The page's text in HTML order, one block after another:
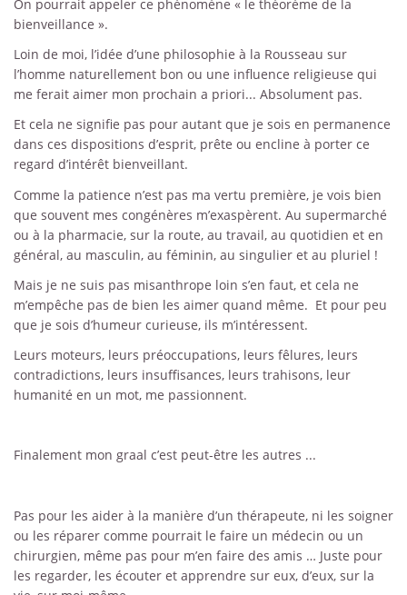
On pourrait appeler ce phénomène « le théorème de la
bienveillance ».
Loin de moi, l’idée d’une philosophie à la Rousseau sur
l’homme naturellement bon ou une influence religieuse qui
me ferait aimer mon prochain a priori... Absolument pas.
Et cela ne signifie pas pour autant que je sois en permanence
dans ces dispositions d’esprit, prête ou encline à porter ce
regard d’intérêt bienveillant.
Comme la patience n’est pas ma vertu première, je vois bien
que souvent mes congénères m’exaspèrent. Au supermarché
ou à la pharmacie, sur la route, au travail, au quotidien et en
général, au masculin, au féminin, au singulier et au pluriel !
Mais je ne suis pas misanthrope loin s’en faut, et cela ne
m’empêche pas de bien les aimer quand même. Et pour peu
que je sois d’humeur curieuse, ils m’intéressent.
Leurs moteurs, leurs préoccupations, leurs fêlures, leurs
contradictions, leurs insuffisances, leurs trahisons, leur
humanité en un mot, me passionnent.
Finalement mon graal c’est peut-être les autres ...
Pas pour les aider à la manière d’un thérapeute, ni les soigner
ou les réparer comme pourrait le faire un médecin ou un
chirurgien, même pas pour m’en faire des amis … Juste pour
les regarder, les écouter et apprendre sur eux, d’eux, sur la